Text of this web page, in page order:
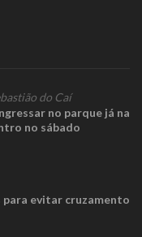
do Caí
no parque já na
no sábado
para evitar cruzamento